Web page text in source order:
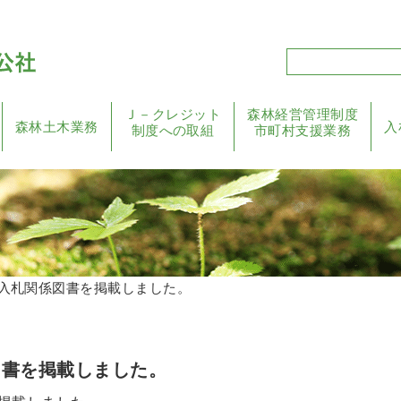
森林土木業務
Ｊ－クレジット
制度への取組
森林経営管理制度
市町村支援業務
関係図書を掲載しました。
を掲載しました。